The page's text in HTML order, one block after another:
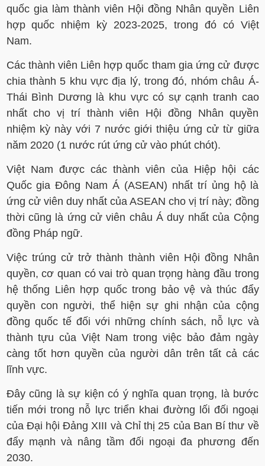
quốc gia làm thành viên Hội đồng Nhân quyền Liên
hợp quốc nhiệm kỳ 2023-2025, trong đó có Việt
Nam.
Các thành viên Liên hợp quốc tham gia ứng cử được
chia thành 5 khu vực địa lý, trong đó, nhóm châu Á-
Thái Bình Dương là khu vực có sự cạnh tranh cao
nhất cho vị trí thành viên Hội đồng Nhân quyền
nhiệm kỳ này với 7 nước giới thiệu ứng cử từ giữa
năm 2020 (1 nước rút ứng cử vào phút chót).
Việt Nam được các thành viên của Hiệp hội các
Quốc gia Đông Nam Á (ASEAN) nhất trí ủng hộ là
ứng cử viên duy nhất của ASEAN cho vị trí này; đồng
thời cũng là ứng cử viên châu Á duy nhất của Cộng
đồng Pháp ngữ.
Việc trúng cử trở thành thành viên Hội đồng Nhân
quyền, cơ quan có vai trò quan trọng hàng đầu trong
hệ thống Liên hợp quốc trong bảo vệ và thúc đẩy
quyền con người, thể hiện sự ghi nhận của cộng
đồng quốc tế đối với những chính sách, nỗ lực và
thành tựu của Việt Nam trong việc bảo đảm ngày
càng tốt hơn quyền của người dân trên tất cả các
lĩnh vực.
Đây cũng là sự kiện có ý nghĩa quan trọng, là bước
tiến mới trong nỗ lực triển khai đường lối đối ngoại
của Đại hội Đảng XIII và Chỉ thị 25 của Ban Bí thư về
đẩy mạnh và nâng tầm đối ngoại đa phương đến
2030.